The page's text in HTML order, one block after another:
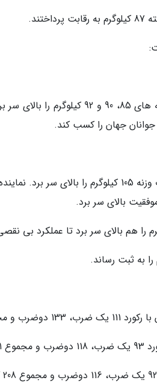
نماینده ایران در یک ضرب وزنه
جوانان جهان را کسب کند.
بالای سر برد.